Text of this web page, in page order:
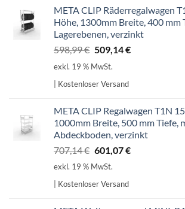
META CLIP Räderregalwagen
Höhe, 1300mm Breite, 400 mm
Lagerebenen, verzinkt
598,99€ Ursprünglicher
Preis
598,99 €
509,14€Aktueller
exkl. 19 % MwSt.
| Kostenloser Versand
META CLIP Regalwagen T1N
1000mm Breite, 500 mm Tiefe,
Abdeckboden, verzinkt
707,14€ Ursprünglicher
Preis
707,14 €
601,07€Aktueller
exkl. 19 % MwSt.
| Kostenloser Versand